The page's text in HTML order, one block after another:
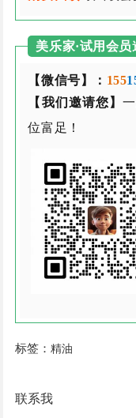
美乐家·试用会员
【微信号】： 155
【我们邀请您】
位富足！
标签：精油
联系我